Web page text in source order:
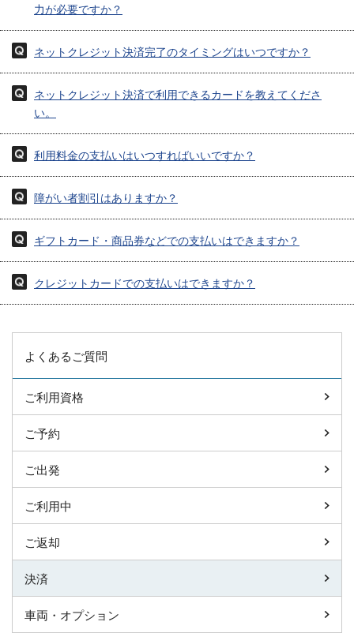
力が必要ですか？
ネットクレジット決済完了のタイミングはいつですか？
ネットクレジット決済で利用できるカードを教えてくださ
い。
利用料金の支払いはいつすればいいですか？
障がい者割引はありますか？
ギフトカード・商品券などでの支払いはできますか？
クレジットカードでの支払いはできますか？
よくあるご質問
ご利用資格
ご予約
ご出発
ご利用中
ご返却
決済
車両・オプション